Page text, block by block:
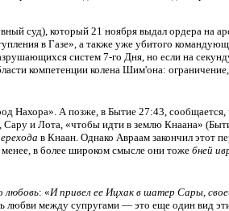
суд), который 21 ноября выдал ордера на
в Газе», а также уже убитого
систем 7-го Дня, но если на
компетенции колена Шим'она:
Нахора». А позже, в Бытие 27:43,
Сару и Лота, «чтобы идти в землю Кнаана»
в Кнаан. Однако Авраам закончил этот
в более широком смысле они тожебней
любовь: «И привел ее Ицхак в шатер Сары,
любви между супругами — это еще один вид